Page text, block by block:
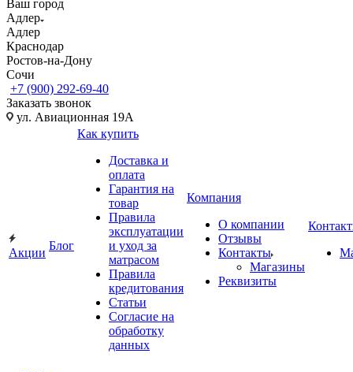
Ваш город
Адлер
Адлер
Краснодар
Ростов-на-Дону
Сочи
+7 (900) 292-69-40
Заказать звонок
ул. Авиационная 19А
Акции
Блог
Как купить
Доставка и
оплата
Гарантия на
товар
Правила
эксплуатации
и уход за
матрасом
Правила
кредитования
Статьи
Согласие на
обработку
данных
Компания
О компании
Отзывы
Контакты
Магазины
Реквизиты